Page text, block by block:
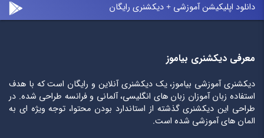
دانلود اپلیکیشن آموزشی + دیکشنری رایگان
معرفی دیکشنری بیاموز
دیکشنری آموزشی بیاموز، یک دیکشنری آنلاین و رایگان است که با هدف
استفاده زبان آموزان زبان های انگلیسی، آلمانی و فرانسه طراحی شده. در
طراحی این دیکشنری گذشته از استاندارد بودن محتوا، توجه ویژه ای به
المان های آموزشی شده است.